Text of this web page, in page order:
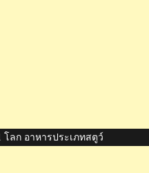
ลก อาหารประเภทสตูว์